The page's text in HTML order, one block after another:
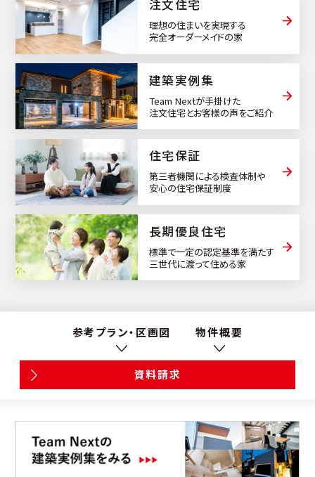
注文住宅
理想の住まいを実現する
完全オーダーメイドの家
建築実例集
Team Nextが手掛けた
注文住宅とお客様の声をご紹介
住宅保証
第三者機関による検査体制や
安心の住宅保証制度
⻑期優良住宅
標準で一定の認定基準を満たす
三世代に渡って住める家
参考プラン・区画図 物件概要
資料請求